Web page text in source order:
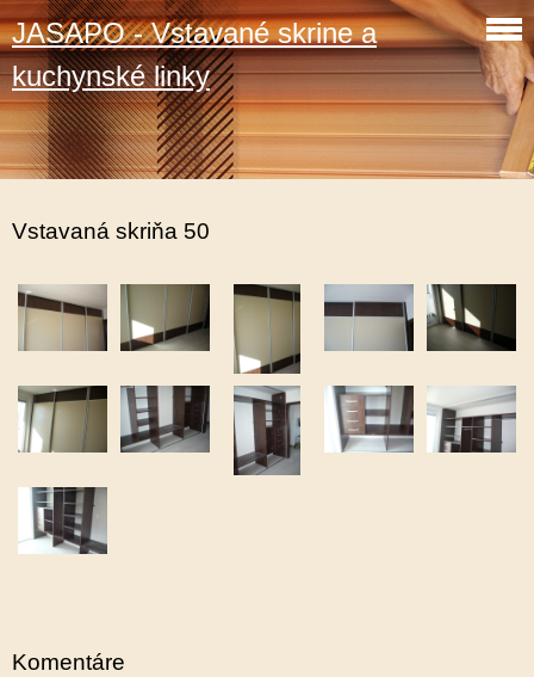
JASAPO - Vstavané skrine a
kuchynské linky
Vstavaná skriňa 50
Komentáre